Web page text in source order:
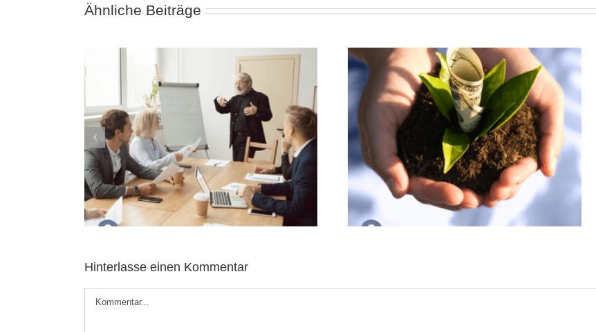
Ähnliche Beiträge
Förderdarlehen für Gründer:
Günstig finanzieren mit Plan
Digitale Produkte verkaufen: Dein
Start in die Online-
Selbstständigkeit
Hinterlasse einen Kommentar